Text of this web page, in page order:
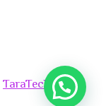
TaraTech